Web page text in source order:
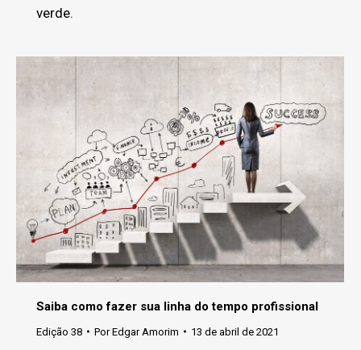
verde.
Saiba como fazer sua linha do tempo profissional
Edição 38 PorEdgar Amorim 13 de abril de 2021